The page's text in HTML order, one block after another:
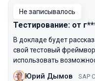
Не записывалось
Тестирование: от
В докладе будет
свой тестовый
использовать
Юрий Дымов SAP